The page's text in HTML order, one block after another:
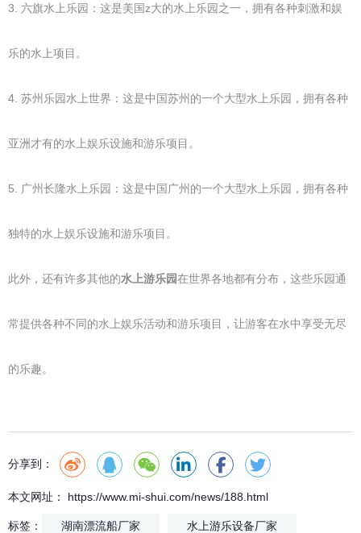
3. 六旗水上乐园：这是美国z大的水上乐园之一，拥有各种刺激和娱
乐的水上项目。
4. 苏州乐园水上世界：这是中国苏州的一个大型水上乐园，拥有各种
亚洲才有的水上娱乐设施和游乐项目。
5. 广州长隆水上乐园：这是中国广州的一个大型水上乐园，拥有各种
独特的水上娱乐设施和游乐项目。
此外，还有许多其他的水上游乐园在世界各地都有分布，这些乐园通
常提供各种不同的水上娱乐活动和游乐项目，让游客在水中享受无尽
的乐趣。
分享到：
本文网址： https://www.mi-shui.com/news/188.html
标签： 湖南漂流船厂家 水上游乐设备厂家